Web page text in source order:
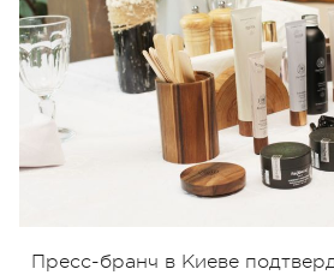
Пресс-бранч в Киеве